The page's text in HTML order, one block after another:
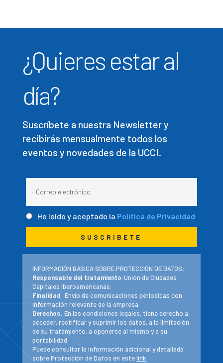
¿Quieres estar al
día?
Suscríbete a nuestra Newsletter y
recibirás mensualmente todos los
eventos y novedades de la UCCI.
He leído y aceptado la Política de Privacidad
INFORMACIÓN BÁSICA SOBRE PROTECCIÓN DE DATOS:
Responsable del tratamiento:Unión de Ciudades
Capitales Iberoamericanas.
Finalidad: Envío de comunicaciones periodicas con
información relevante de la empresa.
Derechos: En las condiciones legales, tiene derecho a
acceder, rectificar y suprimir los datos, a la limitación
de su tratamiento, a oponerse al mismo y a su
portabilidad.
Puede consultar la información adicional y detallada
sobre Protección de Datos en estelink